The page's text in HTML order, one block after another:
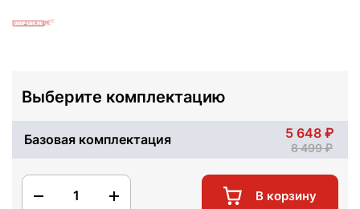
Выберите комплектацию
Базовая комплектация 5 648
8 499
1 В корзину